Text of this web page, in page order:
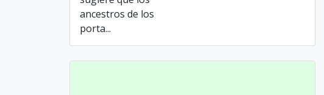
ancestros de los
porta...